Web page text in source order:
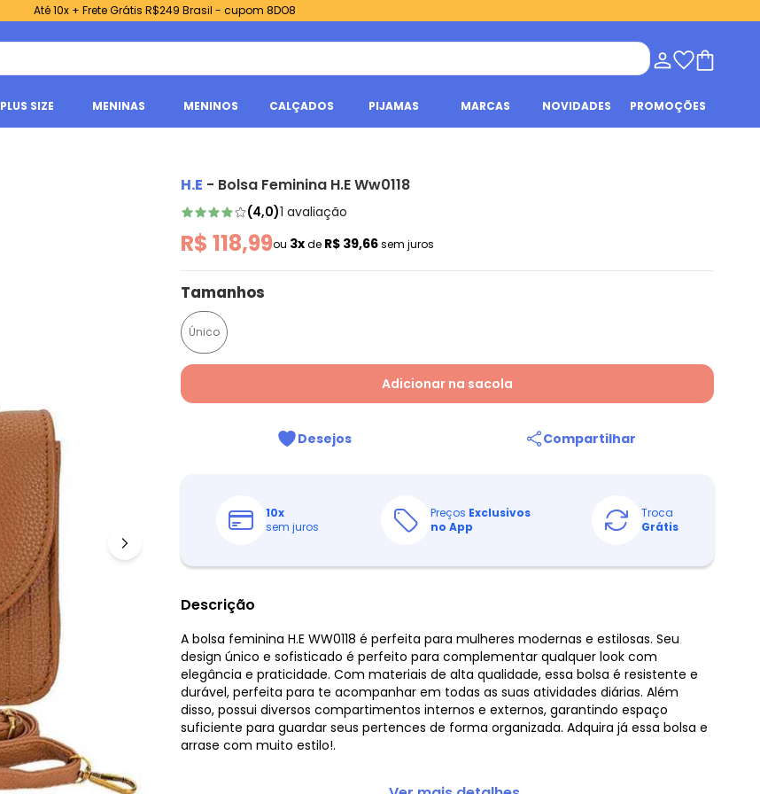
Até 10x + Frete Grátis R$249 Brasil - cupom 8DO8
PLUS SIZE MENINAS MENINOS CALÇADOS PIJAMAS MARCAS NOVIDADES PROMOÇÕES
H.E - Bolsa Feminina H.E Ww0118
(4,0)1 avaliação
R$ 118,99ou 3xde R$ 39,66sem juros
Tamanhos
Único
Adicionar na sacola
Desejos Compartilhar
10x
sem juros
Preços Exclusivos
no App
Troca
Grátis
Descrição
A bolsa feminina H.E WW0118 é perfeita para mulheres modernas e estilosas. Seu
design único e sofisticado é perfeito para complementar qualquer look com
elegância e praticidade. Com materiais de alta qualidade, essa bolsa é resistente e
durável, perfeita para te acompanhar em todas as suas atividades diárias. Além
disso, possui diversos compartimentos internos e externos, garantindo espaço
suficiente para guardar seus pertences de forma organizada. Adquira já essa bolsa e
arrase com muito estilo!.